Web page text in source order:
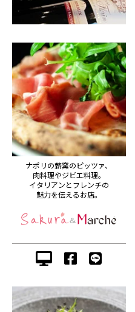
ナポリの薪窯のピッツァ、
肉料理やジビエ料理。
イタリアンとフレンチの
魅力を伝えるお店。